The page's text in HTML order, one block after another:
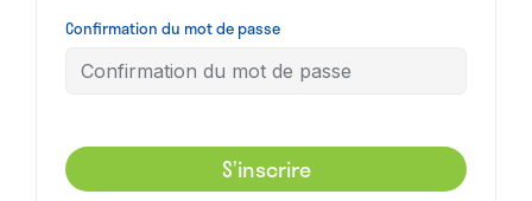
Confirmation du mot de passe
S’inscrire